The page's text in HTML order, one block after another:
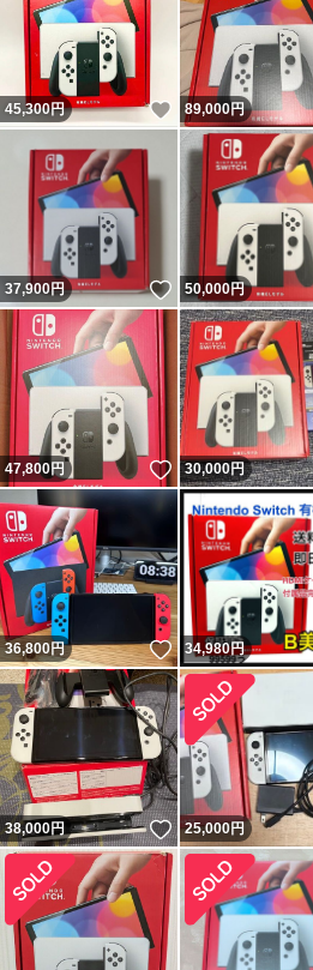
45,300円 いいね！
89,000円
37,900円 いいね！
50,000円
47,800円 いいね！
30,000円
36,800円 いいね！
34,980円
38,000円 いいね！
25,000円